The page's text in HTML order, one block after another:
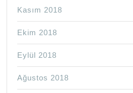
Kasım 2018
Ekim 2018
Eylül 2018
Ağustos 2018